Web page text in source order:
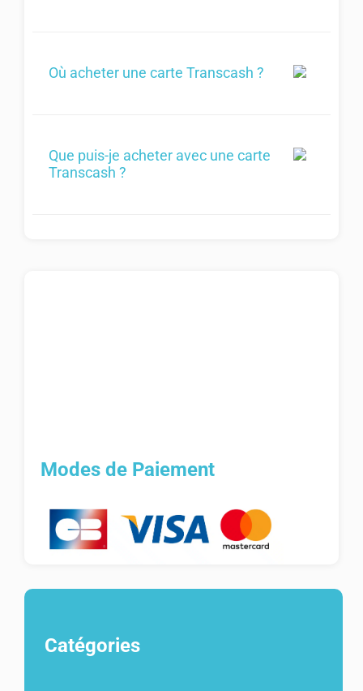
Où acheter une carte Transcash ?
Que puis-je acheter avec une carte
Transcash ?
Modes de Paiement
Catégories